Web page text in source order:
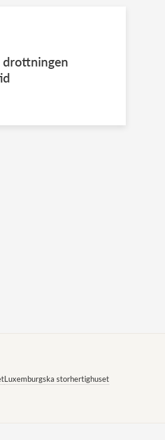
Luxemburgska storhertighuset